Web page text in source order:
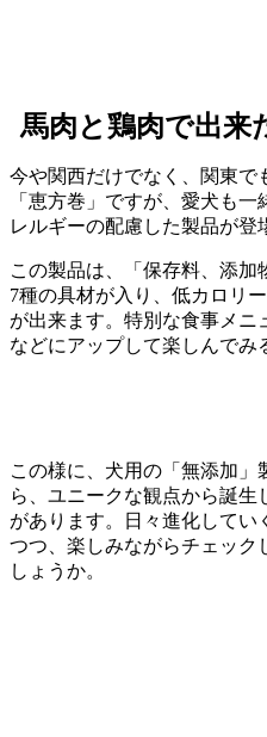
馬肉と鶏肉で出来
今や関西だけでなく、関東で
「恵方巻」ですが、愛犬も
レルギーの配慮した製品が登
この製品は、「保存料、添
7種の具材が入り、低カロリ
が出来ます。特別な食事メニ
などにアップして楽しんでみ
この様に、犬用の「無添加
ら、ユニークな観点から誕
があります。日々進化して
つつ、楽しみながらチェック
しょうか。